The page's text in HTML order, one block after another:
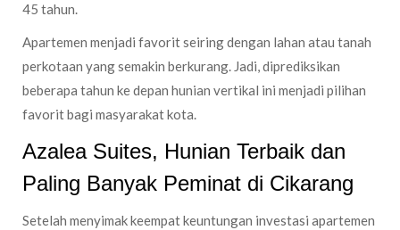
45 tahun.
Apartemen menjadi favorit seiring dengan lahan atau tanah
perkotaan yang semakin berkurang. Jadi, diprediksikan
beberapa tahun ke depan hunian vertikal ini menjadi pilihan
favorit bagi masyarakat kota.
Azalea Suites, Hunian Terbaik dan
Paling Banyak Peminat di Cikarang
Setelah menyimak keempat keuntungan investasi apartemen